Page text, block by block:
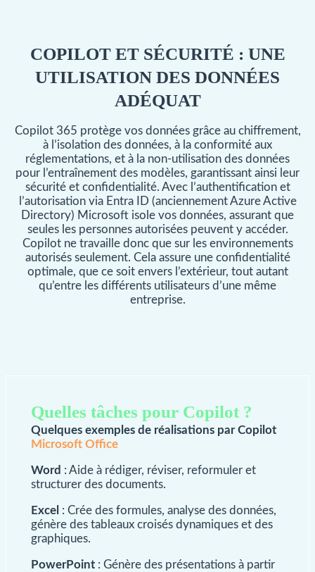
COPILOT ET SÉCURITÉ : UNE
UTILISATION DES DONNÉES
ADÉQUAT
Copilot 365 protège vos données grâce au chiffrement,
à l’isolation des données, à la conformité aux
réglementations, et à la non-utilisation des données
pour l’entraînement des modèles, garantissant ainsi leur
sécurité et confidentialité. Avec l’authentification et
l’autorisation via Entra ID (anciennement Azure Active
Directory) Microsoft isole vos données, assurant que
seules les personnes autorisées peuvent y accéder.
Copilot ne travaille donc que sur les environnements
autorisés seulement. Cela assure une confidentialité
optimale, que ce soit envers l’extérieur, tout autant
qu’entre les différents utilisateurs d’une même
entreprise.
Quelles tâches pour Copilot ?
Quelques exemples de réalisations par Copilot
Microsoft Office
Word : Aide à rédiger, réviser, reformuler et
structurer des documents.
Excel : Crée des formules, analyse des données,
génère des tableaux croisés dynamiques et des
graphiques.
PowerPoint: Génère des présentations à partir